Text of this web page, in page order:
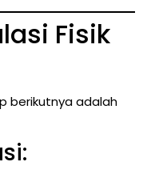
Fisik
berikutnya adalah